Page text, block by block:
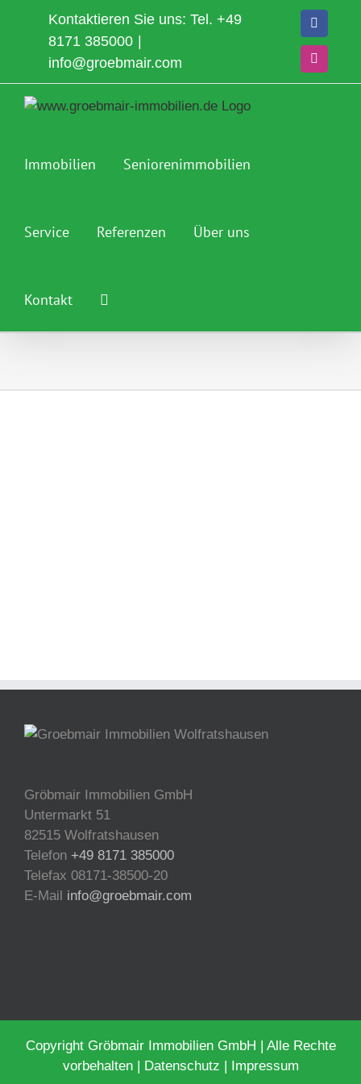
springen
Kontaktieren Sie uns: Tel. +49
8171 385000 |
info@groebmair.com
Immobilien Seniorenimmobilien
Service Referenzen Über uns
Kontakt
Gröbmair Immobilien GmbH
Untermarkt 51
82515 Wolfratshausen
Telefon +49 8171 385000
Telefax 08171-38500-20
E-Mail info@groebmair.com
Copyright Gröbmair Immobilien GmbH | Alle Rechte
vorbehalten |
Datenschutz Impressum